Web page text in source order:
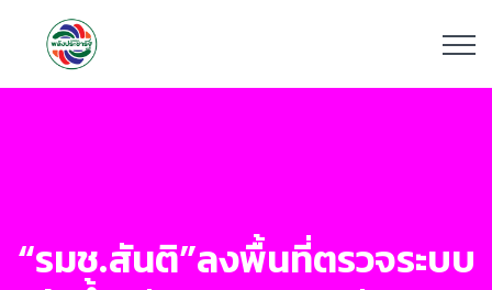
“รมช.สันติ”ลงพื้นที่ตรวจระบบ